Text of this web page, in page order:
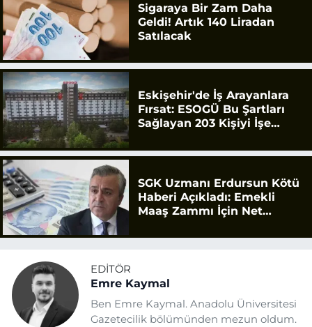
Sigaraya Bir Zam Daha
Geldi! Artık 140 Liradan
Satılacak
Eskişehir'de İş Arayanlara
Fırsat: ESOGÜ Bu Şartları
Sağlayan 203 Kişiyi İşe
SGK Uzmanı Erdursun Kötü
Haberi Açıkladı: Emekli
Maaş Zammı İçin Net
EDITÖR
Emre Kaymal
Ben Emre Kaymal. Anadolu Üniversitesi
Gazetecilik bölümünden mezun oldum.